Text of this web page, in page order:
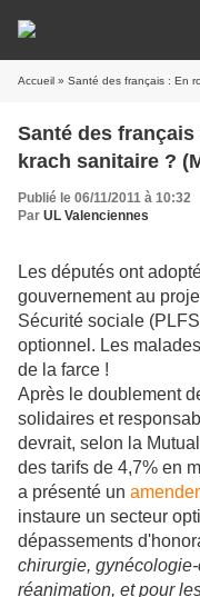
Accueil » Santé des français : En
Santé des
krach sanitaire ?
Publié le 06/11/2011 à 10:32
Par UL Valenciennes
Les députés ont
gouvernement au
Sécurité sociale
optionnel. Les
de la farce !
Après le doublement
solidaires et
devrait, selon la
des tarifs de 4,7% en
a présenté un
instaure un secteur
dépassements
chirurgie,
réanimation, et pour